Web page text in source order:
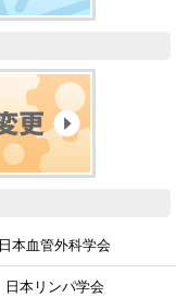
日本血管外科学会
日本リンパ学会